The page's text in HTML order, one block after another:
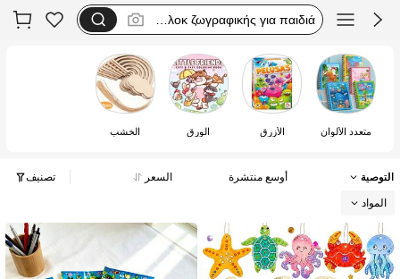
magic water book
libros de colorear de agua
مجموعه
متعدد الألوان الأزرق الورق الخشب
التوصية أوسع منتشرة السعر تصنيف
المواد